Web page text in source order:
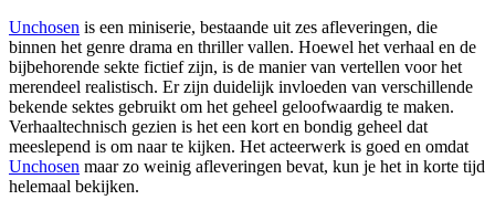
Unchosen is een miniserie, bestaande uit zes afleveringen, die
binnen het genre drama en thriller vallen. Hoewel het verhaal en de
bijbehorende sekte fictief zijn, is de manier van vertellen voor het
merendeel realistisch. Er zijn duidelijk invloeden van verschillende
bekende sektes gebruikt om het geheel geloofwaardig te maken.
Verhaaltechnisch gezien is het een kort en bondig geheel dat
meeslepend is om naar te kijken. Het acteerwerk is goed en omdat
Unchosen maar zo weinig afleveringen bevat, kun je het in korte tijd
helemaal bekijken.